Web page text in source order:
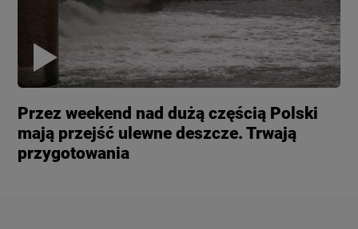
Przez weekend nad dużą częścią Polski
mają przejść ulewne deszcze. Trwają
przygotowania